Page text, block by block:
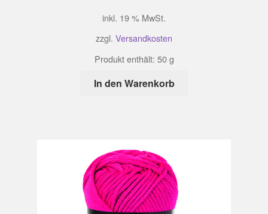
inkl. 19 % MwSt.
zzgl. Versandkosten
Produkt enthält: 50g
In den Warenkorb